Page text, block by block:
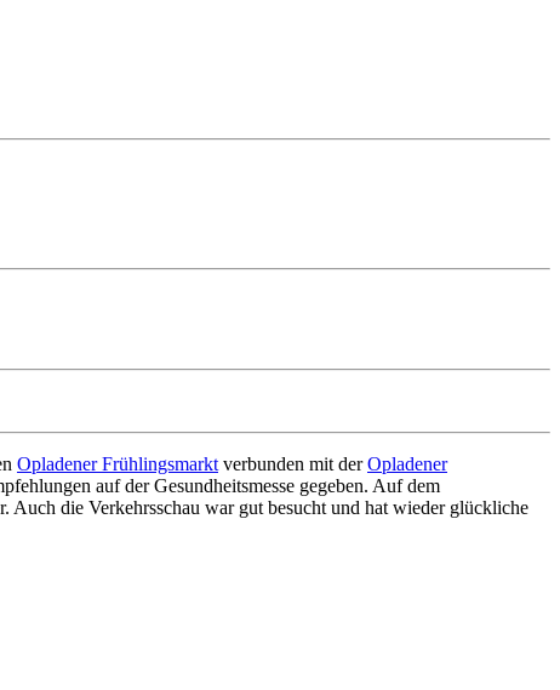
Opladener Frühlingsmarkt verbunden mit derOpladener
auf der Gesundheitsmesse gegeben. Auf dem
die Verkehrsschau war gut besucht und hat wieder glückliche